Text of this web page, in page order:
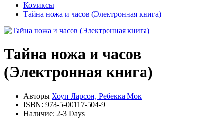
Комиксы
Тайна ножа и часов (Электронная книга)
Тайна ножа и часов
(Электронная книга)
Авторы Хоуп Ларсон, Ребекка Мок
ISBN: 978-5-00117-504-9
Наличие: 2-3 Days